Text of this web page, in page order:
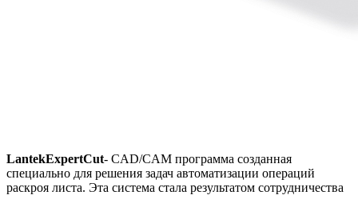
LantekExpertCut- CAD/CAM программа созданная
специально для решения задач автоматизации операций
раскроя листа. Эта система стала результатом сотрудничества